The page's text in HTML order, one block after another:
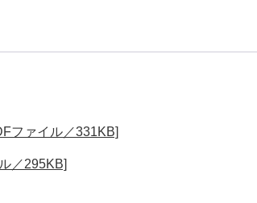
ファイル／331KB]
／295KB]